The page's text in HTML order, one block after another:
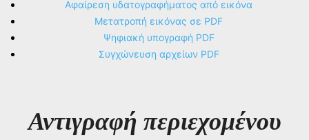
Αφαίρεση υδατογραφήματος από εικόνα
Μετατροπή εικόνας σε PDF
Ψηφιακή υπογραφή PDF
Συγχώνευση αρχείων PDF
Αντιγραφή περιεχομένου